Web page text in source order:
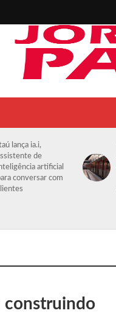
lança ia.i,
de
artificial
conversar com
construindo